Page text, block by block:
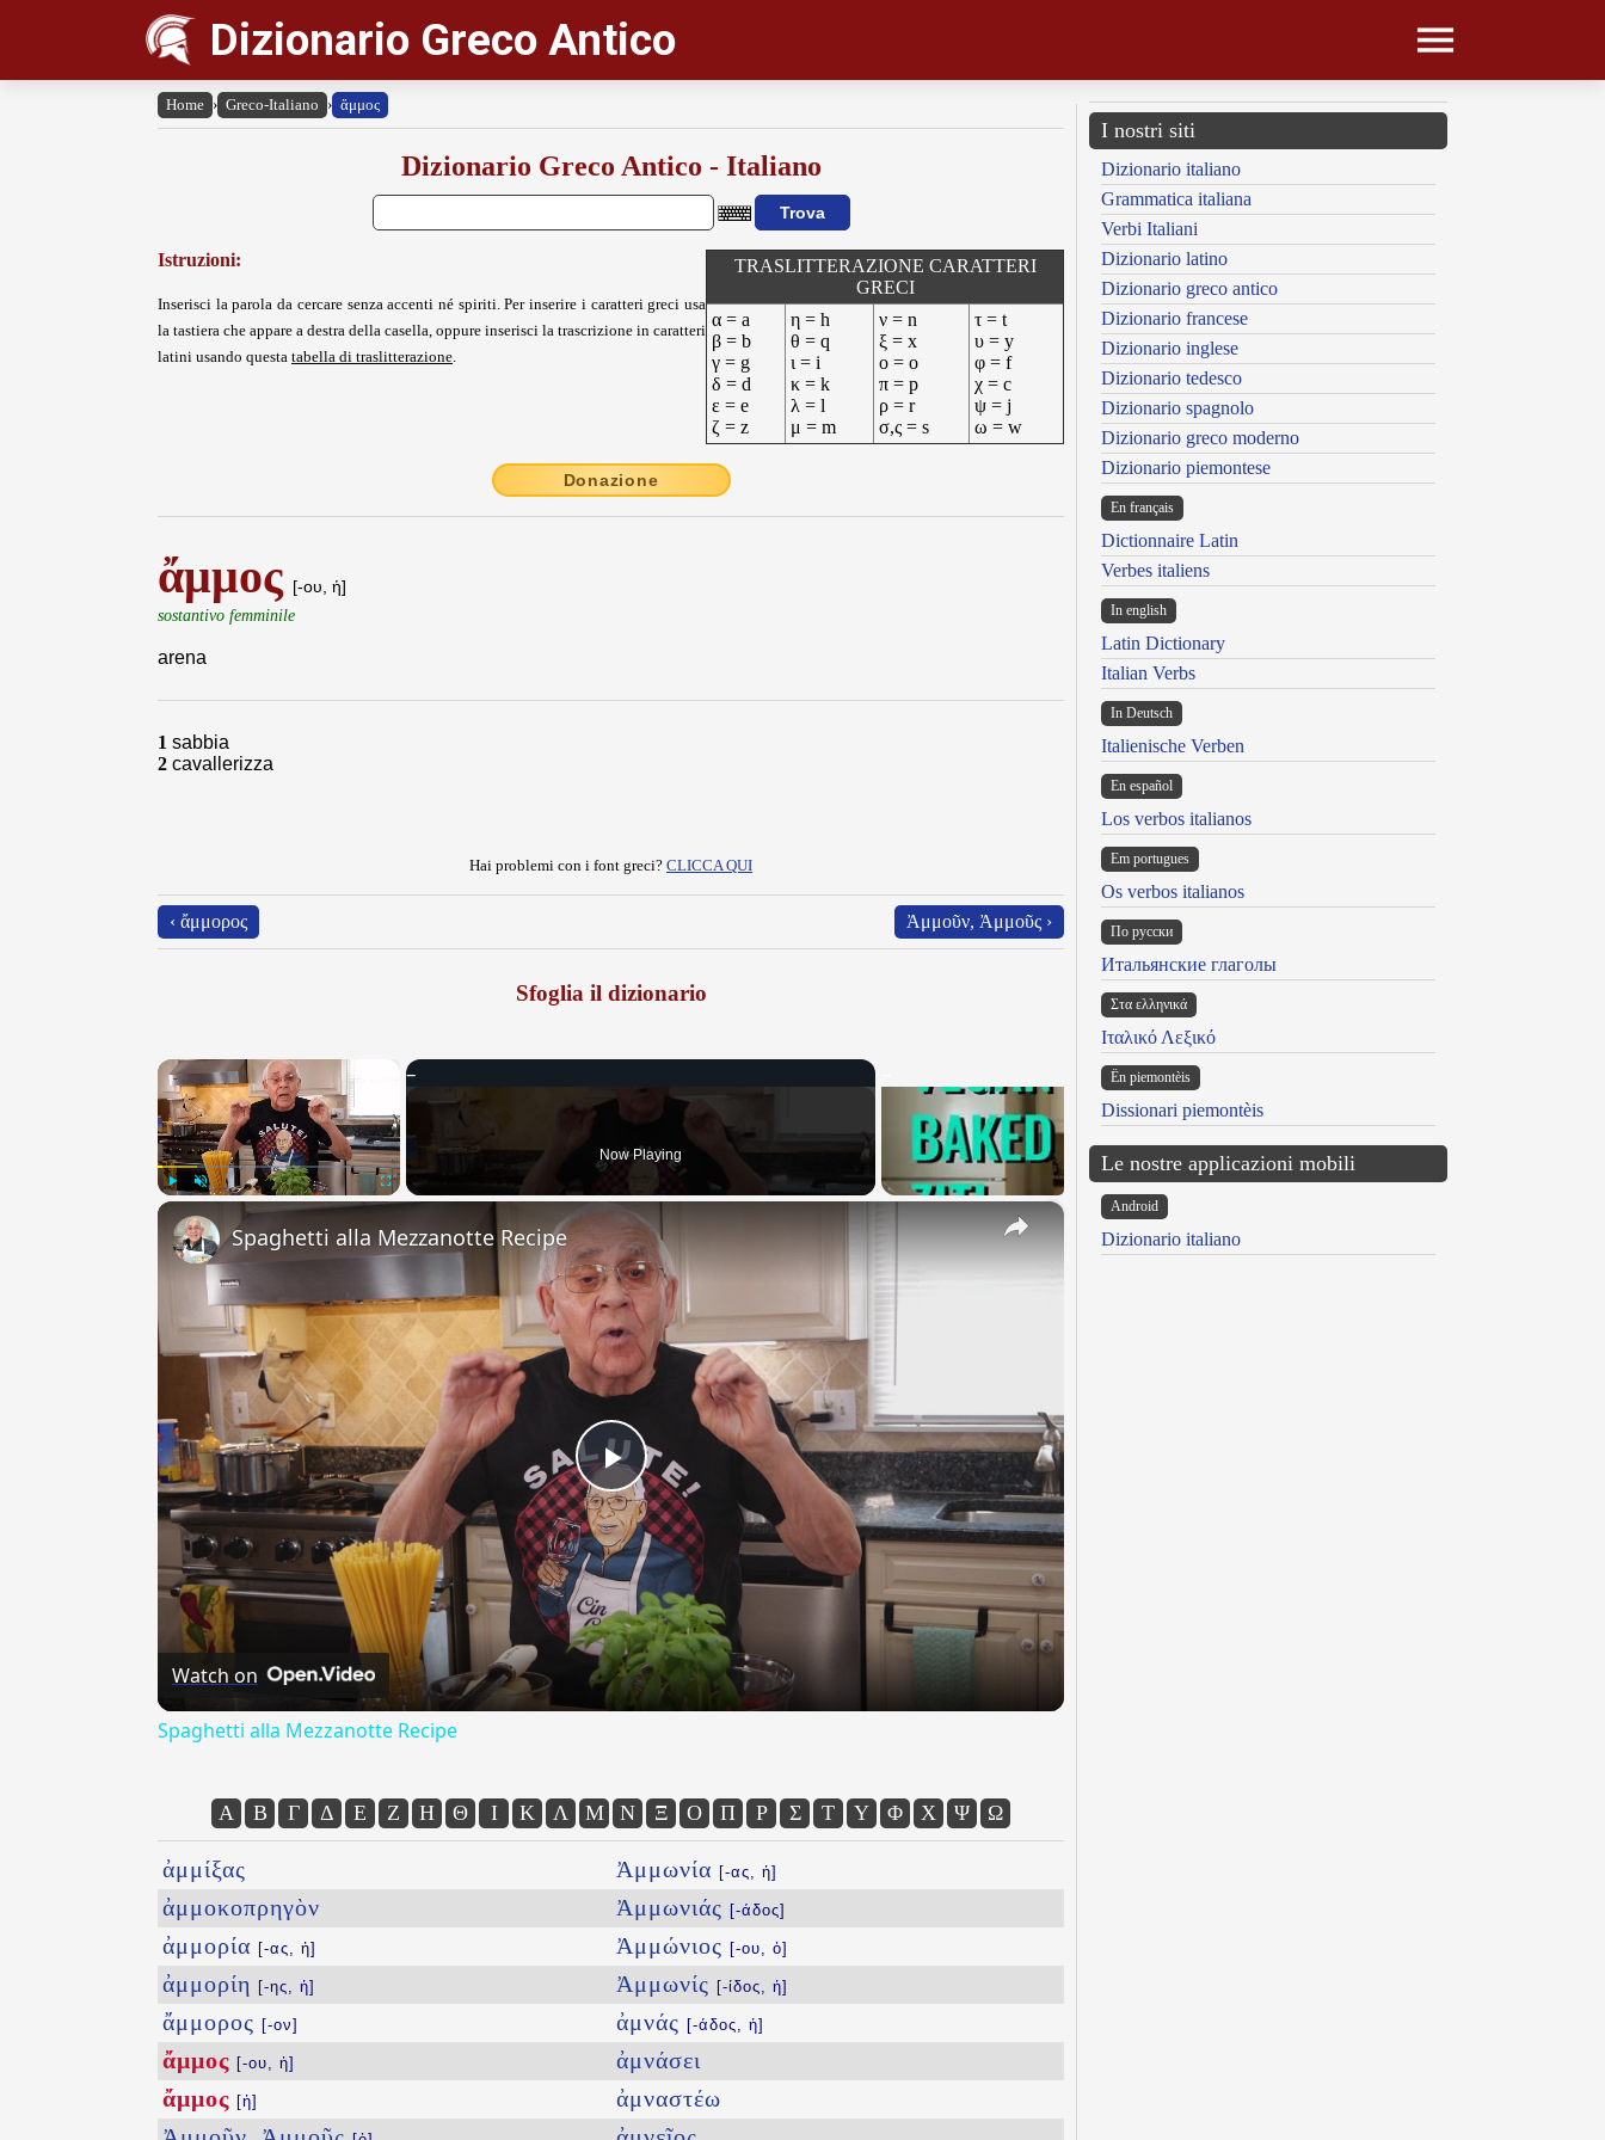
Dizionario Greco Antico
Home › Greco-Italiano › ἄμμος
Dizionario Greco Antico - Italiano
Istruzioni:
Inserisci la parola da cercare senza accenti né spiriti. Per inserire i caratteri greci usa
la tastiera che appare a destra della casella, oppure inserisci la trascrizione in caratteri
latini usando questa tabella di traslitterazione.
TRASLITTERAZIONE CARATTERI
GRECI
α = a
β = b
γ = g
δ = d
ε = e
ζ = z
η = h
θ = q
ι = i
κ = k
λ = l
μ = m
ν = n
ξ = x
ο = o
π = p
ρ = r
σ,ς = s
τ = t
υ = y
φ = f
χ = c
ψ = j
ω = w
Donazione
ἄμμος [-ου, ἡ]
sostantivo femminile
arena
1 sabbia
2 cavallerizza
Hai problemi con i font greci? CLICCA QUI
‹ ἄμμορος Ἀμμοῦν, Ἀμμοῦς ›
Sfoglia il dizionario
Fullscreen
Now Playing
×
Play
Video
Spaghetti alla Mezzanotte Recipe
Watch on
Spaghetti alla Mezzanotte Recipe
Α Β Γ Δ Ε Ζ Η Θ Ι Κ Λ Μ Ν Ξ Ο Π Ρ Σ Τ Υ Φ Χ Ψ Ω
ἀμμίξας
ἀμμοκοπρηγὸν
ἀμμορία [-ας, ἡ]
ἀμμορίη [-ης, ἡ]
ἄμμορος [-ον]
ἄμμος [-ου, ἡ]
ἄμμος [ἡ]
Ἀμμωνία [-ας, ἡ]
Ἀμμωνιάς [-άδος]
Ἀμμώνιος [-ου, ὁ]
Ἀμμωνίς [-ίδος, ἡ]
ἀμνάς [-άδος, ἡ]
ἀμνάσει
ἀμναστέω
I nostri siti
Dizionario italiano
Grammatica italiana
Verbi Italiani
Dizionario latino
Dizionario greco antico
Dizionario francese
Dizionario inglese
Dizionario tedesco
Dizionario spagnolo
Dizionario greco moderno
Dizionario piemontese
En français
Dictionnaire Latin
Verbes italiens
In english
Latin Dictionary
Italian Verbs
In Deutsch
Italienische Verben
En español
Los verbos italianos
Em portugues
Os verbos italianos
По русски
Итальянские глаголы
Στα ελληνικά
Ιταλικό Λεξικό
Ën piemontèis
Dissionari piemontèis
Le nostre applicazioni mobili
Android
Dizionario italiano